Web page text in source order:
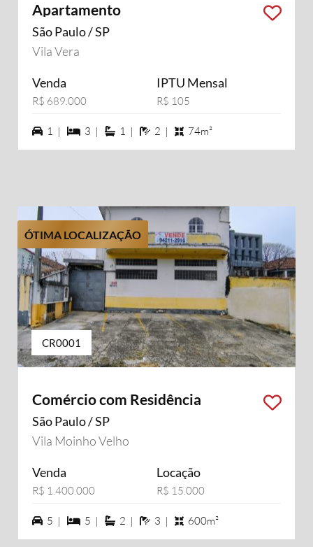
Apartamento
São Paulo / SP
Vila Vera
Venda
R$ 689.000
IPTU Mensal
R$ 105
1 vagas na garagem
1 | 3 dormiórios
3 | 1 suítes
1 | 2 banheiros
2 | 74m²
ÓTIMA LOCALIZAÇÃO
CR0001
Comércio com Residência
São Paulo / SP
Vila Moinho Velho
Venda
R$ 1.400.000
Locação
R$ 15.000
5 vagas na garagem
5 | 5 dormiórios
5 | 2 suítes
2 | 3 banheiros
3 | 600m²